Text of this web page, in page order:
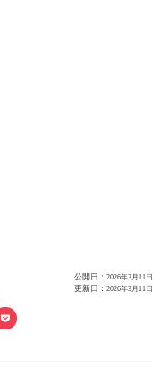
公開日： 2026年3月11日
更新日： 2026年3月11日